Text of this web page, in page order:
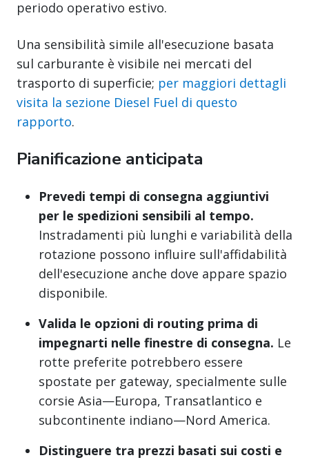
periodo operativo estivo.
Una sensibilità simile all'esecuzione basata
sul carburante è visibile nei mercati del
trasporto di superficie; per maggiori dettagli
visita la sezione Diesel Fuel di questo
rapporto.
Pianificazione anticipata
Prevedi tempi di consegna aggiuntivi
per le spedizioni sensibili al tempo.
Instradamenti più lunghi e variabilità della
rotazione possono influire sull'affidabilità
dell'esecuzione anche dove appare spazio
disponibile.
Valida le opzioni di routing prima di
impegnarti nelle finestre di consegna. Le
rotte preferite potrebbero essere
spostate per gateway, specialmente sulle
corsie Asia—Europa, Transatlantico e
subcontinente indiano—Nord America.
Distinguere tra prezzi basati sui costi e